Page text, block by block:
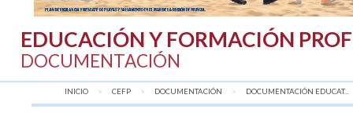
EDUCACIÓN Y FORMACIÓN
DOCUMENTACIÓN
INICIO CEFP DOCUMENTACIÓN DOCUMENTACIÓN EDUCAT...